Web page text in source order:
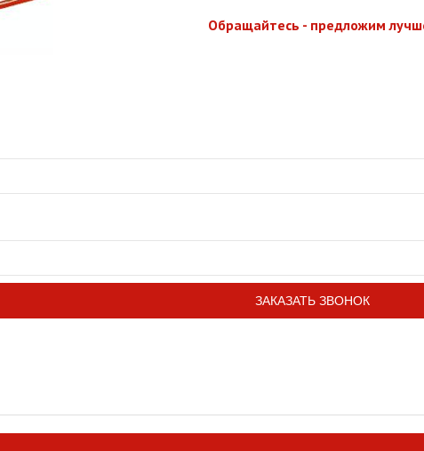
Обращайтесь - предложим